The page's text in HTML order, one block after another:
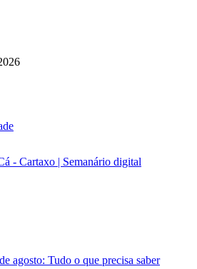
- Cartaxo | Semanário digital
agosto: Tudo o que precisa saber